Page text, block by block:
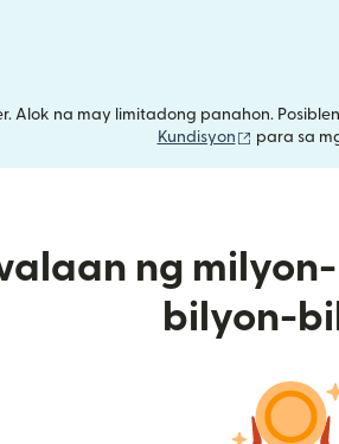
Alok na may limitadong panahon.
Kundisyon
(bubukas
para sa
ng
bilyon-